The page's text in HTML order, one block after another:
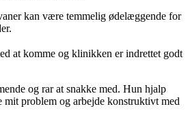
kan være temmelig ødelæggende for
at komme og klinikken er indrettet godt
og rar at snakke med. Hun hjalp
problem og arbejde konstruktivt med